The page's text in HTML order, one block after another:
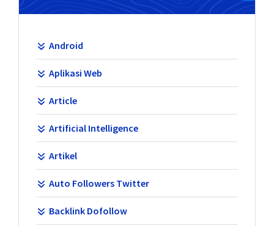
Android
Aplikasi Web
Article
Artificial Intelligence
Artikel
Auto Followers Twitter
Backlink Dofollow